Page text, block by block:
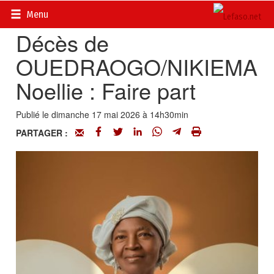
Menu
Accueil>
Décès de
OUEDRAOGO/NIKIEMA
Noellie : Faire part
Publié le dimanche 17 mai 2026 à 14h30min
PARTAGER :